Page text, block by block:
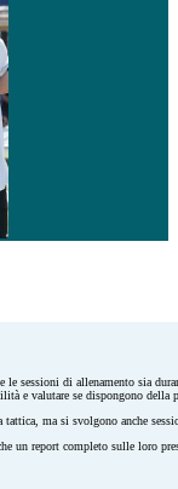
sessioni di allenamento sia
e valutare se dispongono
ma si svolgono anche
un report completo sulle loro